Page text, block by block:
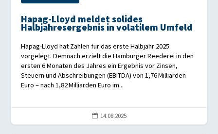
Hapag-Lloyd meldet solides
Halbjahresergebnis in volatilem Umfeld
Hapag-Lloyd hat Zahlen für das erste Halbjahr 2025
vorgelegt. Demnach erzielt die Hamburger Reederei in den
ersten 6 Monaten des Jahres ein Ergebnis vor Zinsen,
Steuern und Abschreibungen (EBITDA) von 1,76 Milliarden
Euro – nach 1,82 Milliarden Euro im...
 14.08.2025